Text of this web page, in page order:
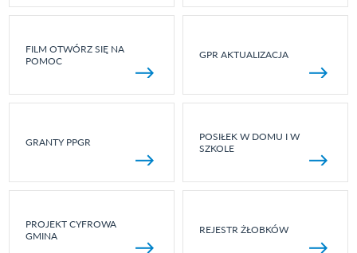
FILM OTWÓRZ SIĘ NA
POMOC
GPR AKTUALIZACJA
GRANTY PPGR
POSIŁEK W DOMU I W
SZKOLE
PROJEKT CYFROWA
GMINA
REJESTR ŻŁOBKÓW